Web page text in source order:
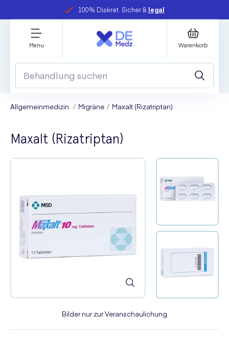
100% Diskret. Sicher & legal
Menu Warenkorb
Allgemeinmedizin Migräne Maxalt (Rizatriptan)
Maxalt (Rizatriptan)
Bilder nur zur Veranschaulichung